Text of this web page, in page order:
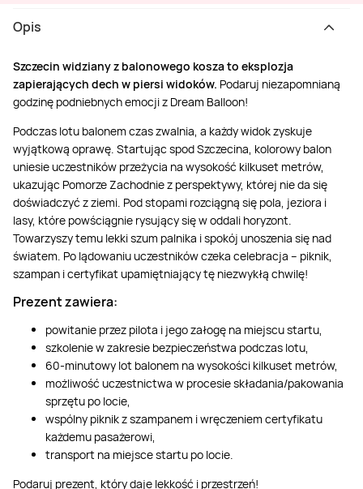
Opis
Szczecin widziany z balonowego kosza to eksplozja
zapierających dech w piersi widoków. Podaruj niezapomnianą
godzinę podniebnych emocji z Dream Balloon!
Podczas lotu balonem czas zwalnia, a każdy widok zyskuje
wyjątkową oprawę. Startując spod Szczecina, kolorowy balon
uniesie uczestników przeżycia na wysokość kilkuset metrów,
ukazując Pomorze Zachodnie z perspektywy, której nie da się
doświadczyć z ziemi. Pod stopami rozciągną się pola, jeziora i
lasy, które powściągnie rysujący się w oddali horyzont.
Towarzyszy temu lekki szum palnika i spokój unoszenia się nad
światem. Po lądowaniu uczestników czeka celebracja – piknik,
szampan i certyfikat upamiętniający tę niezwykłą chwilę!
Prezent zawiera:
powitanie przez pilota i jego załogę na miejscu startu,
szkolenie w zakresie bezpieczeństwa podczas lotu,
60-minutowy lot balonem na wysokości kilkuset metrów,
możliwość uczestnictwa w procesie składania/pakowania
sprzętu po locie,
wspólny piknik z szampanem i wręczeniem certyfikatu
każdemu pasażerowi,
transport na miejsce startu po locie.
Podaruj prezent, który daje lekkość i przestrzeń!